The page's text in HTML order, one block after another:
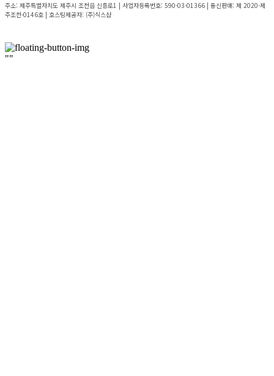
주소: 제주특별자치도 제주시 조천읍 신흥로1 | 사업자등록번호: 590-03-01366 | 통신판매: 제 2020-제
주조천-0146호 | 호스팅제공자: (주)식스샵
""